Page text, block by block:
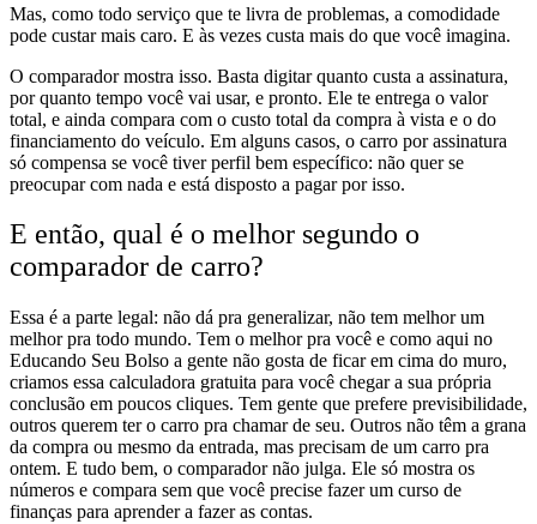
Mas, como todo serviço que te livra de problemas, a comodidade
pode custar mais caro. E às vezes custa mais do que você imagina.
O comparador mostra isso. Basta digitar quanto custa a assinatura,
por quanto tempo você vai usar, e pronto. Ele te entrega o valor
total, e ainda compara com o custo total da compra à vista e o do
financiamento do veículo. Em alguns casos, o carro por assinatura
só compensa se você tiver perfil bem específico: não quer se
preocupar com nada e está disposto a pagar por isso.
E então, qual é o melhor segundo o
comparador de carro?
Essa é a parte legal: não dá pra generalizar, não tem melhor um
melhor pra todo mundo. Tem o melhor pra você e como aqui no
Educando Seu Bolso a gente não gosta de ficar em cima do muro,
criamos essa calculadora gratuita para você chegar a sua própria
conclusão em poucos cliques. Tem gente que prefere previsibilidade,
outros querem ter o carro pra chamar de seu. Outros não têm a grana
da compra ou mesmo da entrada, mas precisam de um carro pra
ontem. E tudo bem, o comparador não julga. Ele só mostra os
números e compara sem que você precise fazer um curso de
finanças para aprender a fazer as contas.